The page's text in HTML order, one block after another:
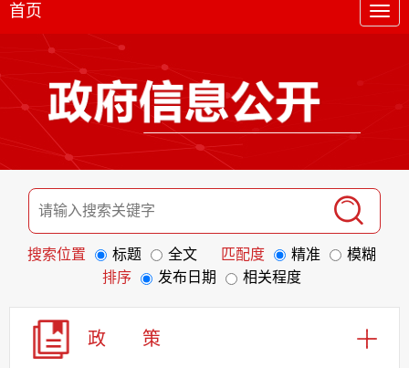
首页
搜索位置 标题 全文 匹配度 精准
模糊
排序
发布日期 相关程度
政 策